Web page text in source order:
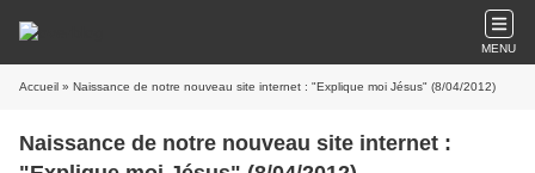
MENU
Accueil » Naissance de notre nouveau site internet : "Explique moi Jésus" (8/04/2012)
Naissance de notre nouveau site internet :